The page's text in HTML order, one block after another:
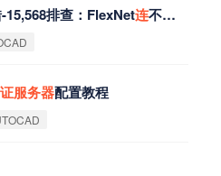
15,568排查：FlexNet连不上
证服务器配置教程